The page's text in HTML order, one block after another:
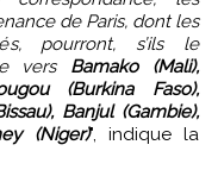
de Paris, dont les
pourront, s’ils le
vers Bamako (Mali),
(Burkina Faso),
Banjul (Gambie),
(Niger)", indique la